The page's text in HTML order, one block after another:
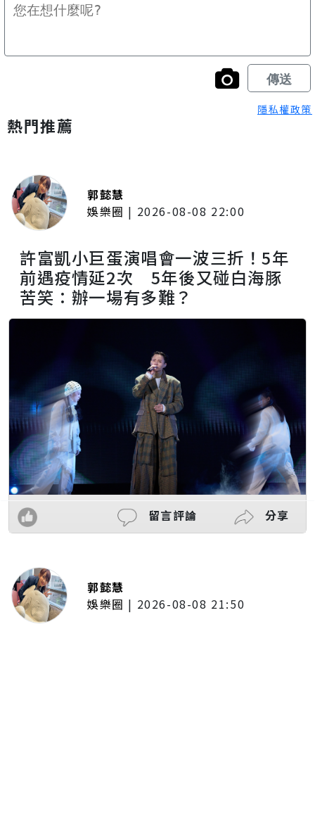
隱私權政策
熱門推薦
郭懿慧
娛樂圈 | 2026-08-08 22:00
許富凱小巨蛋演唱會一波三折！5年
前遇疫情延2次 5年後又碰白海豚
苦笑：辦一場有多難？
留言評論 分享
郭懿慧
娛樂圈 | 2026-08-08 21:50